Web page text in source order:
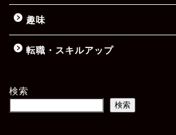
趣味
転職・スキルアップ
検索
検索